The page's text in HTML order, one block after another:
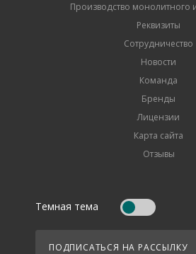
Производство монолитного
Реквизиты
Сотрудничество
Новости
Команда
Бренды
Лицензии
Карта сайта
Отзывы
Темная тема
ПОДПИСАТЬСЯ НА РАССЫЛКУ